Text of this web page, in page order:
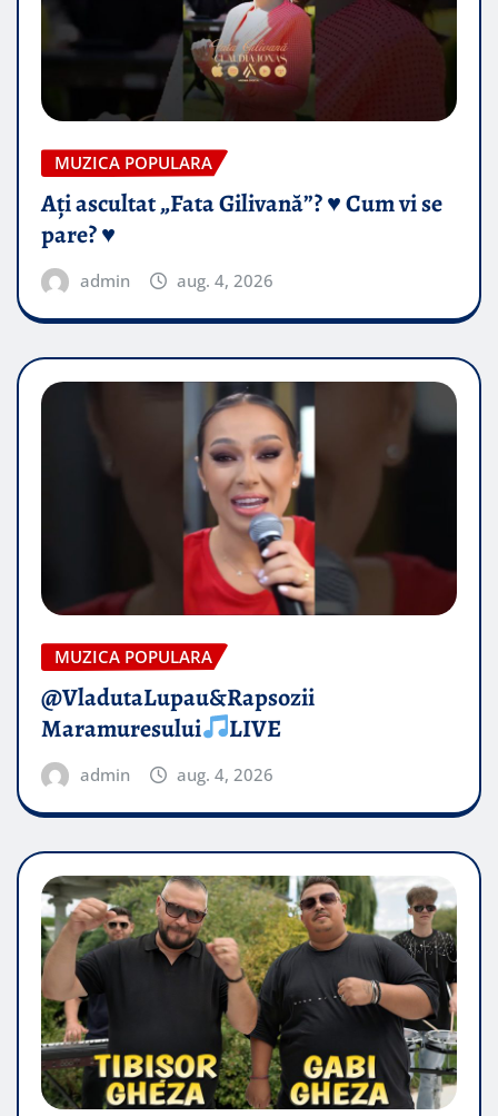
MUZICA POPULARA
Ați ascultat „Fata Gilivană”? ♥️ Cum vi se
pare? ♥️
admin aug. 4, 2026
MUZICA POPULARA
@VladutaLupau&Rapsozii
Maramuresului
LIVE
admin aug. 4, 2026